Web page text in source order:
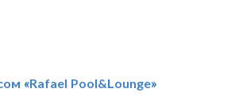
«Rafael Pool&Lounge»